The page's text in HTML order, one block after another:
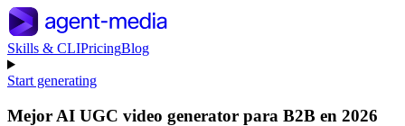
Skills & CLIPricingBlog
Start generating
Mejor AI UGC video generator para B2B en 2026